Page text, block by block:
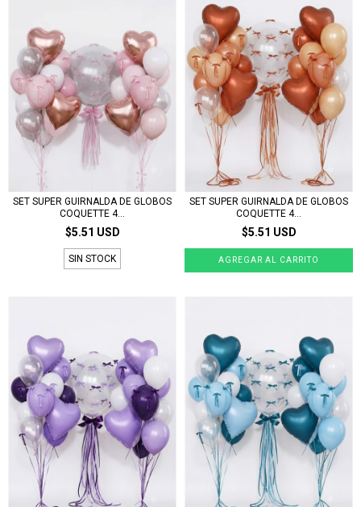
SET SUPER GUIRNALDA DE GLOBOS
COQUETTE 4...
$5.51 USD
SIN STOCK
SET SUPER GUIRNALDA DE GLOBOS
COQUETTE 4...
$5.51 USD